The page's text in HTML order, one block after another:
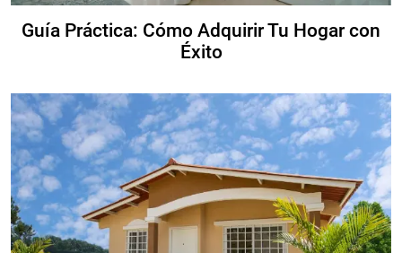
Guía Práctica: Cómo Adquirir Tu Hogar con
Éxito